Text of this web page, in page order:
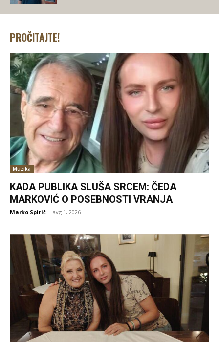
PROČITAJTE!
Muzika
KADA PUBLIKA SLUŠA SRCEM: ČEDA
MARKOVIĆ O POSEBNOSTI VRANJA
Marko Spirić - avg 1, 2026